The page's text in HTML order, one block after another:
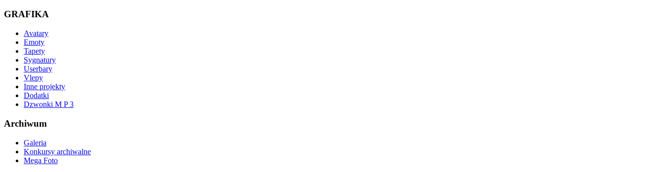
GRAFIKA
Avatary
Emoty
Tapety
Sygnatury
Userbary
Vlepy
Inne projekty
Dodatki
Dzwonki M P 3
Archiwum
Galeria
Konkursy archiwalne
Mega Foto